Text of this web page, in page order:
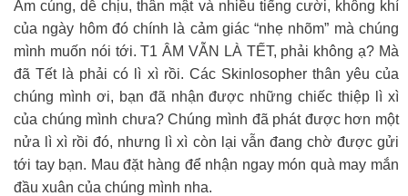
Ấm cúng, dễ chịu, thân mật và nhiều tiếng cười, không khí
của ngày hôm đó chính là cảm giác “nhẹ nhõm” mà chúng
mình muốn nói tới. T1 ÂM VẪN LÀ TẾT, phải không ạ? Mà
đã Tết là phải có lì xì rồi. Các Skinlosopher thân yêu của
chúng mình ơi, bạn đã nhận được những chiếc thiệp lì xì
của chúng mình chưa? Chúng mình đã phát được hơn một
nửa lì xì rồi đó, nhưng lì xì còn lại vẫn đang chờ được gửi
tới tay bạn. Mau đặt hàng để nhận ngay món quà may mắn
đầu xuân của chúng mình nha.